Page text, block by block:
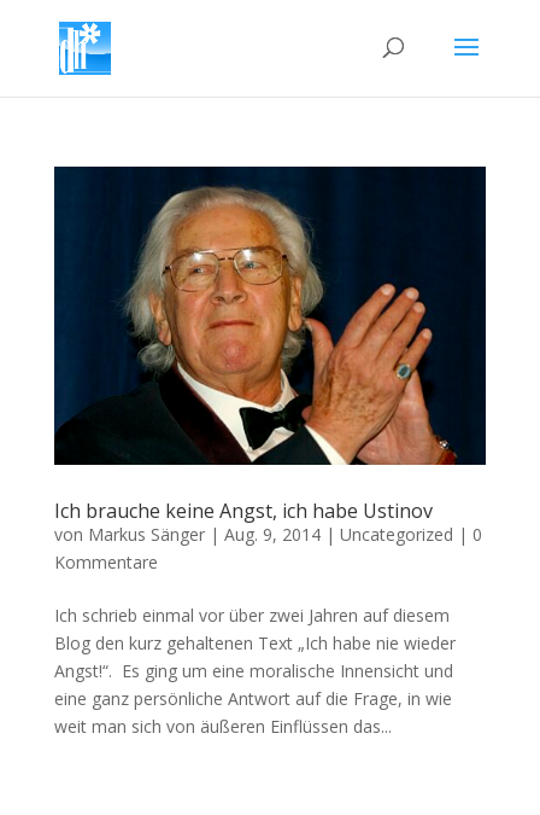
Ich brauche keine Angst, ich habe Ustinov
von Markus Sänger| Aug. 9, 2014| Uncategorized | 0
Kommentare
Ich schrieb einmal vor über zwei Jahren auf diesem
Blog den kurz gehaltenen Text „Ich habe nie wieder
Angst!“. Es ging um eine moralische Innensicht und
eine ganz persönliche Antwort auf die Frage, in wie
weit man sich von äußeren Einflüssen das...